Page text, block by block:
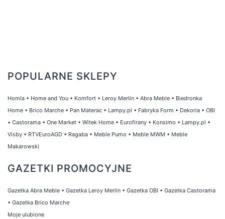
POPULARNE SKLEPY
Homla • Home and You • Komfort • Leroy Merlin • Abra Meble • Biedronka
Home • Brico Marche • Pan Materac • Lampy.pl • Fabryka Form • Dekoria • OBI
• Castorama • One Market • Witek Home • Eurofirany • Konsimo • Lampy.pl •
Visby • RTVEuroAGD • Ragaba • Meble Pumo • Meble MWM • Meble
Makarowski
GAZETKI PROMOCYJNE
Gazetka Abra Meble • Gazetka Leroy Merlin • Gazetka OBI • Gazetka Castorama
• Gazetka Brico Marche
Moje ulubione